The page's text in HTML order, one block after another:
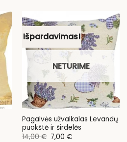
Išpardavimas!
NETURIME
Pagalvės užvalkalas Levandų
puokštė ir širdelės
14,00€ Original
7,00 €Current